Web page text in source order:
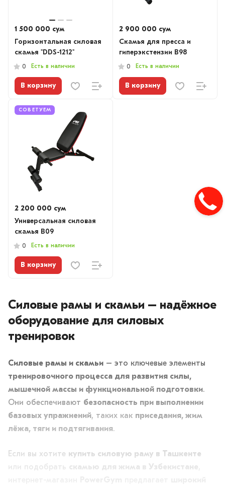
1 500 000 сум
Горизонтальная силовая
скамья "DDS-1212"
0 Есть в наличии
В корзину
2 900 000 сум
Скамья для пресса и
гиперэкстензии B98
0 Есть в наличии
В корзину
СОВЕТУЕМ
2 200 000 сум
Универсальная силовая
скамья B09
0 Есть в наличии
В корзину
Силовые рамы и скамьи – надёжное
оборудование для силовых
тренировок
Силовые рамы и скамьи – это ключевые элементы
тренировочного процесса для развития силы,
мышечной массы и функциональной подготовки.
Они обеспечивают безопасность при выполнении
базовых упражнений, таких как приседания, жим
лёжа, тяги и подтягивания.
Если вы хотите купить силовую раму в Ташкенте
или подобрать
скамью для жима в Узбекистане